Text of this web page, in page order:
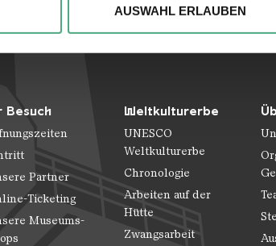
zu analysieren. Außerdem geben wir ggfs.
soziale Medien, Werbung und Analysen weiter.
AUSWAHL ERLAUBEN
Besuch
Partner
Ticketing
Museums-
Weltkulturerbe
UNESCO
Weltkulturerbe
Chronologie
Arbeiten auf der
Hütte
Zwangsarbeit